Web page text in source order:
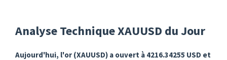
Analyse Technique XAUUSD du Jour
Aujourd'hui, l'or (XAUUSD) a ouvert à 4216.34255 USD et